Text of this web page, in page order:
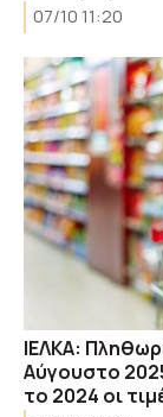
07/10 11:20
ΙΕΛΚΑ:
Αύγουστο
το 2024 οι